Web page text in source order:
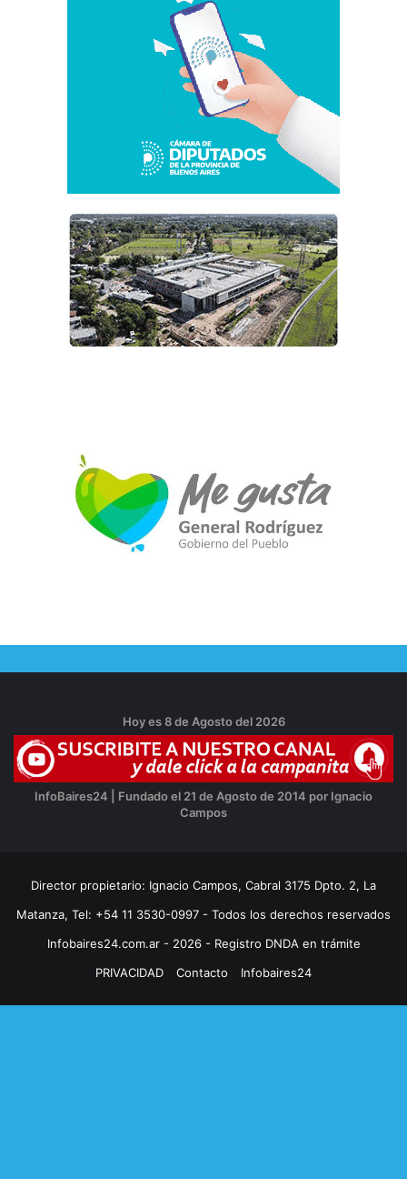
Hoy es 8 de Agosto del 2026
InfoBaires24 | Fundado el 21 de Agosto de 2014 por Ignacio
Campos
Director propietario: Ignacio Campos, Cabral 3175 Dpto. 2, La
Matanza, Tel: +54 11 3530-0997 - Todos los derechos reservados
Infobaires24.com.ar - 2026 - Registro DNDA en trámite
PRIVACIDAD
Contacto Infobaires24